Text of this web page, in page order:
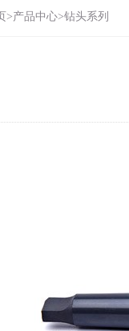
>产品中心>钻头系列